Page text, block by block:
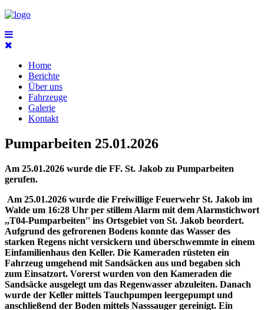
Home
Berichte
Über uns
Fahrzeuge
Galerie
Kontakt
Pumparbeiten 25.01.2026
Am 25.01.2026 wurde die FF. St. Jakob zu Pumparbeiten
gerufen.
Am 25.01.2026 wurde die Freiwillige Feuerwehr St. Jakob im
Walde um 16:28 Uhr per stillem Alarm mit dem Alarmstichwort
,,T04-Pumparbeiten'' ins Ortsgebiet von St. Jakob beordert.
Aufgrund des gefrorenen Bodens konnte das Wasser des
starken Regens nicht versickern und überschwemmte in einem
Einfamilienhaus den Keller. Die Kameraden rüsteten ein
Fahrzeug umgehend mit Sandsäcken aus und begaben sich
zum Einsatzort. Vorerst wurden von den Kameraden die
Sandsäcke ausgelegt um das Regenwasser abzuleiten. Danach
wurde der Keller mittels Tauchpumpen leergepumpt und
anschließend der Boden mittels Nasssauger gereinigt. Ein